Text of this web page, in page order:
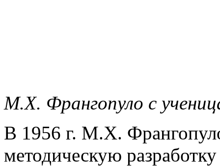
М.Х. Франгопуло с
В 1956 г. М.Х.
методическую